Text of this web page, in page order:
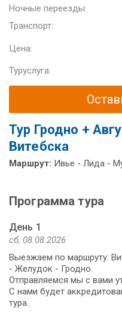
Ночные переезды:
Транспорт:
Цена:
Туруслуга:
Тур Гродно +
Витебска
Маршрут: Ивье - Лида -
Программа тура
День 1
сб, 08.08.2026
Выезжаем по маршруту:
- Желудок - Гродно.
Отправляемся мы с вами
С нами будет
тура.